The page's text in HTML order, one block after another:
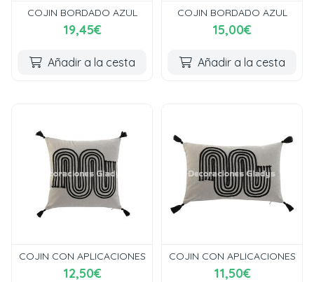
COJIN BORDADO AZUL
19,45€
Añadir a la cesta
COJIN BORDADO AZUL
15,00€
Añadir a la cesta
COJIN CON APLICACIONES
12,50€
COJIN CON APLICACIONES
11,50€